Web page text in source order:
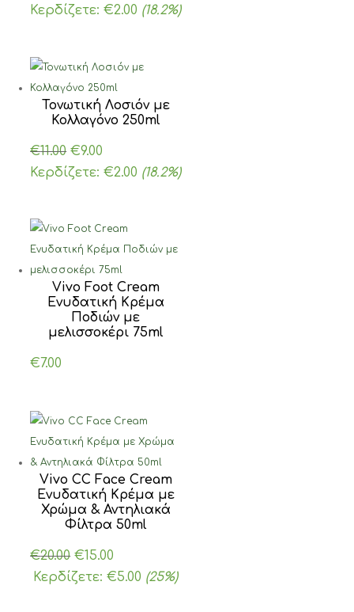
priceτρέχουσα
€9.00.
Κερδίζετε:€2.00 (18.2%)
Τονωτική Λοσιόν με
Κολλαγόνο 250ml
€11.00 Original
price
€9.00
τρέχουσα
€9.00.
Κερδίζετε:€2.00 (18.2%)
Vivo Foot Cream
Ενυδατική Κρέμα
Ποδιών με
μελισσοκέρι 75ml
€7.00
Vivo CC Face Cream
Ενυδατική Κρέμα με
Χρώμα & Αντηλιακά
Φίλτρα 50ml
€20.00 Original
price
€15.00
τρέχουσα
Κερδίζετε:€5.00 (25%)